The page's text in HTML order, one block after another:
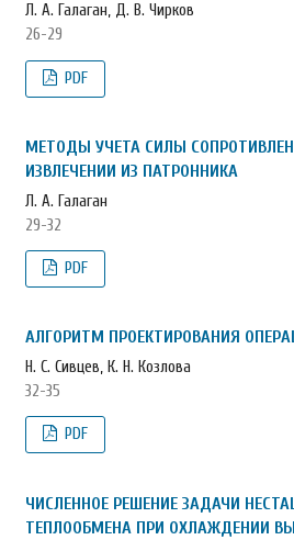
Л. А. Галаган, Д. В. Чирков
26-29
PDF
МЕТОДЫ УЧЕТА СИЛЫ
ИЗВЛЕЧЕНИИ ИЗ ПАТРОННИКА
Л. А. Галаган
29-32
PDF
АЛГОРИТМ ПРОЕКТИРОВАНИЯ
Н. С. Сивцев, К. Н. Козлова
32-35
PDF
ЧИСЛЕННОЕ РЕШЕНИЕ ЗАДАЧИ
ТЕПЛООБМЕНА ПРИ ОХЛАЖДЕНИИ